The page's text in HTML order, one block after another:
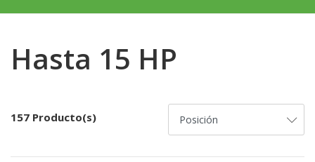
Hasta 15 HP
157 Producto(s)